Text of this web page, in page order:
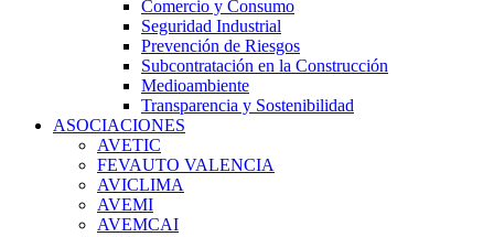
Comercio y Consumo
Seguridad Industrial
Prevención de Riesgos
Subcontratación en la Construcción
Medioambiente
Transparencia y Sostenibilidad
ASOCIACIONES
AVETIC
FEVAUTO VALENCIA
AVICLIMA
AVEMI
AVEMCAI